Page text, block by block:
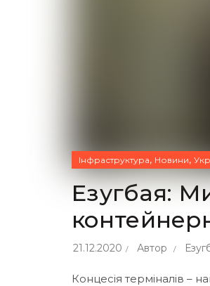
Інфраструктура, Новини,
Езугбая:
21.12.2020 Автор
Концесія терміналів –